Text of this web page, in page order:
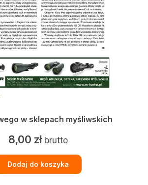
w sklepach myśliwskich
8,00 zł brutto
Dodaj do koszyka